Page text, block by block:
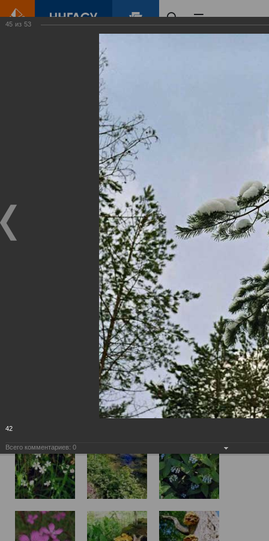
Зеленый Город
Виртуальные
выставки
(фотоальбомы)
45 из 53
42
Всего комментариев: 0